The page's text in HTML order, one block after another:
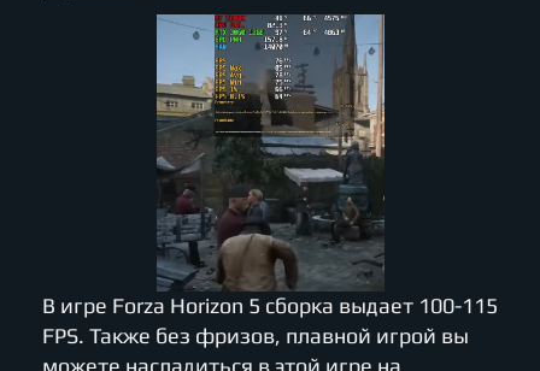
В игре Forza Horizon 5 сборка выдает 100-115
FPS. Также без фризов, плавной игрой вы
можете насладиться в этой игре на